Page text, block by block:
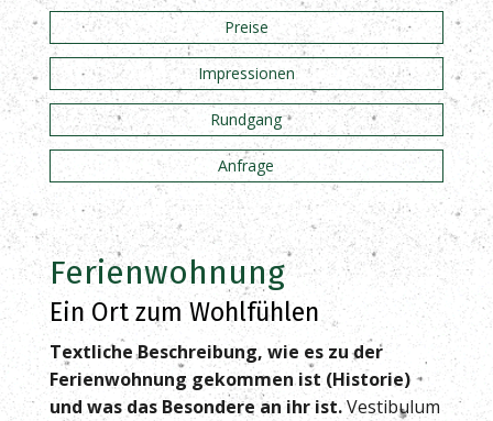
Preise
Impressionen
Rundgang
Anfrage
Ferienwohnung
Ein Ort zum Wohlfühlen
Textliche Beschreibung, wie es zu der
Ferienwohnung gekommen ist (Historie)
und was das Besondere an ihr ist.Vestibulum